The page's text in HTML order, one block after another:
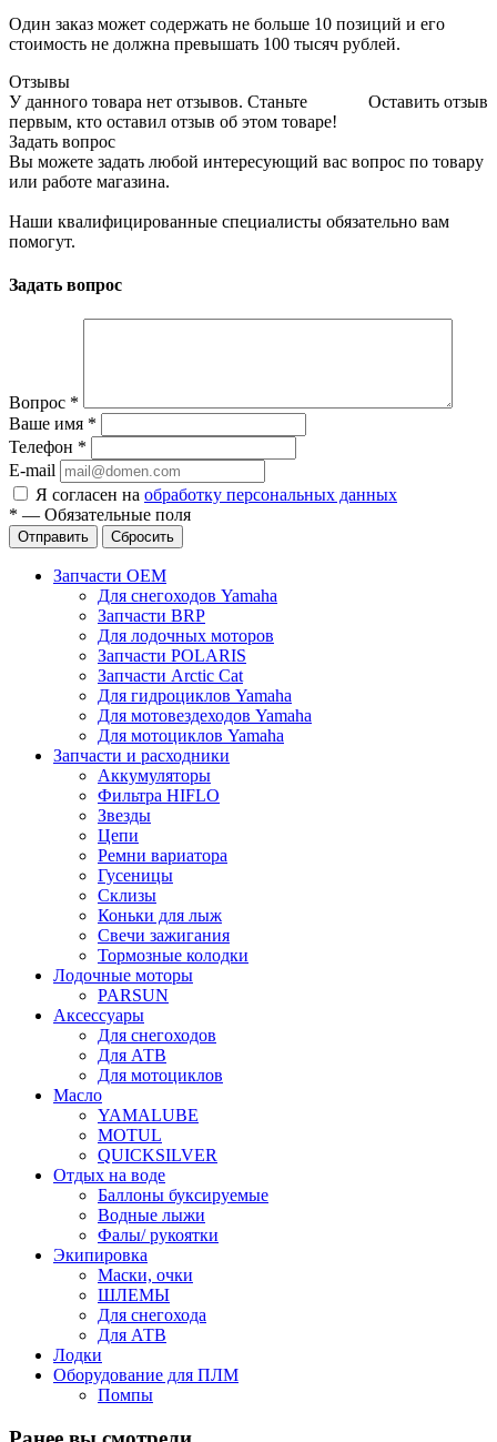
Один заказ может содержать не больше 10 позиций и его
стоимость не должна превышать 100 тысяч рублей.
Отзывы
Оставить отзыв
У данного товара нет отзывов. Станьте
первым, кто оставил отзыв об этом товаре!
Задать вопрос
Вы можете задать любой интересующий вас вопрос по товару
или работе магазина.
Наши квалифицированные специалисты обязательно вам
помогут.
Задать вопрос
Вопрос *
Ваше имя *
Телефон *
E-mail
Я согласен на обработку персональных данных
* — Обязательные поля
Отправить Сбросить
Запчасти OEM
Для снегоходов Yamaha
Запчасти BRP
Для лодочных моторов
Запчасти POLARIS
Запчасти Arctic Cat
Для гидроциклов Yamaha
Для мотовездеходов Yamaha
Для мотоциклов Yamaha
Запчасти и расходники
Аккумуляторы
Фильтра HIFLO
Звезды
Цепи
Ремни вариатора
Гусеницы
Склизы
Коньки для лыж
Свечи зажигания
Тормозные колодки
Лодочные моторы
PARSUN
Аксессуары
Для снегоходов
Для АТВ
Для мотоциклов
Масло
YAMALUBE
MOTUL
QUICKSILVER
Отдых на воде
Баллоны буксируемые
Водные лыжи
Фалы/ рукоятки
Экипировка
Маски, очки
ШЛЕМЫ
Для снегохода
Для АТВ
Лодки
Оборудование для ПЛМ
Помпы